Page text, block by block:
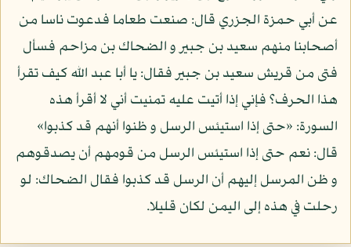
عن أبي حمزة الجزري قال: صنعت طعاما فدعوت ناسا من
أصحابنا منهم سعيد بن جبير و الضحاك بن مزاحم فسأل
فتى من قريش سعيد بن جبير فقال: يا أبا عبد الله كيف تقرأ
هذا الحرف؟ فإني إذا أتيت عليه تمنيت أني لا أقرأ هذه
السورة: «حتى إذا استيئس الرسل و ظنوا أنهم قد كذبوا»
قال: نعم حتى إذا استيئس الرسل من قومهم أن يصدقوهم
و ظن المرسل إليهم أن الرسل قد كذبوا فقال الضحاك: لو
رحلت في هذه إلى اليمن لكان قليلا.